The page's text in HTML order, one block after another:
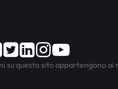
Facebook
TwitterLinkedInInstagram
Youtube
su questo sito appartengono